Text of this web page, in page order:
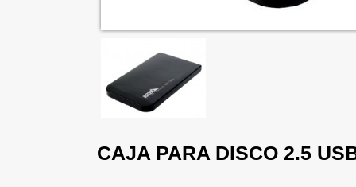
CAJA PARA DISCO 2.5